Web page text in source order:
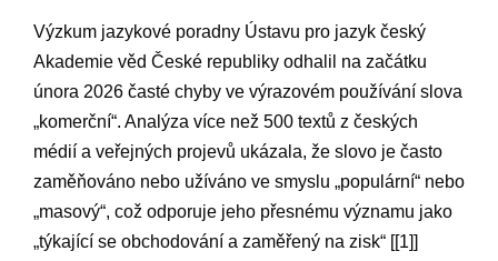
Výzkum jazykové poradny Ústavu pro jazyk český
⁤Akademie věd České‌ republiky odhalil na začátku
února 2026 časté chyby ve výrazovém používání⁢ slova
„komerční“. Analýza více⁤ než 500 textů z českých
médií a veřejných projevů ukázala, že slovo je často
zaměňováno nebo užíváno ve smyslu „populární“ nebo
„masový“, což odporuje jeho přesnému významu ‍jako
„týkající se‍ obchodování a zaměřený na⁢ zisk“ [[1]]